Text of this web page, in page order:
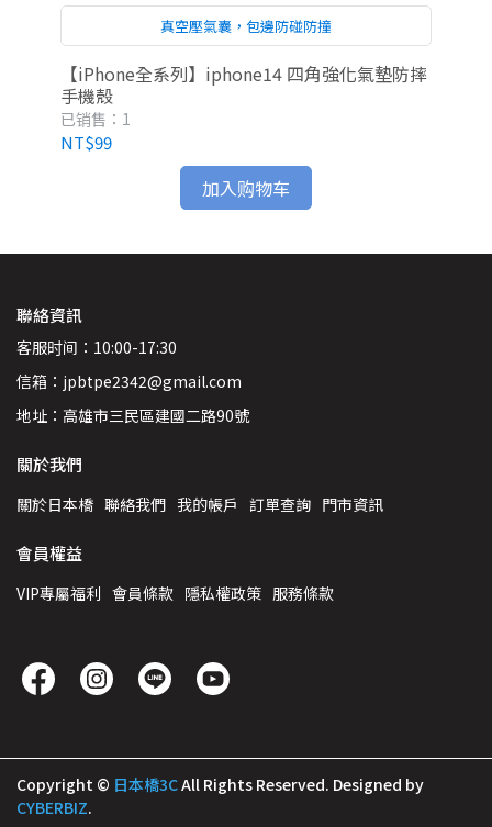
真空壓氣囊，包邊防碰防撞
【iPhone全系列】iphone14 四角強化氣墊防摔
手機殼
已销售：1
NT$99
加入购物车
聯絡資訊
客服时间：10:00-17:30
信箱：jpbtpe2342@gmail.com
地址：高雄市三民區建國二路90號
關於我們
關於日本橋 聯絡我們 我的帳戶 訂單查詢 門市資訊
會員權益
VIP專屬福利 會員條款 隱私權政策 服務條款
Copyright © 日本橋3CAll Rights Reserved. Designed by
CYBERBIZ.